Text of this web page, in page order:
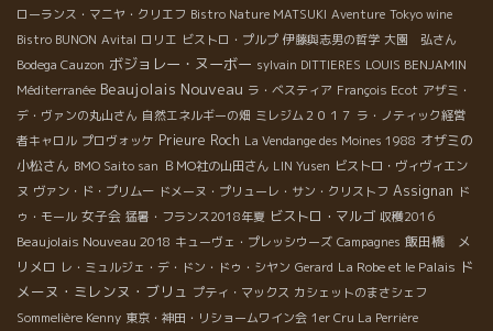
ローランス・マニヤ・クリエフ Bistro Nature MATSUKI Aventure Tokyo wine
Bistro BUNON Avital ロリエ ビストロ・プルプ 伊藤與志男の哲学 大園 弘さん
Bodega Cauzon ボジョレー・ヌーボー sylvain DITTIERES LOUIS BENJAMIN
Méditerranée Beaujolais Nouveau ラ・ベスティア François Ecot アザミ・
デ・ヴァンの丸山さん 自然エネルギーの畑 ミレジム２０１７ ラ・ノティック経営
者キャロル プロヴォッケ Prieure Roch La Vendange des Moines 1988 オザミの
小松さん BMO Saito san ＢＭО社の山田さん LIN Yusen ビストロ・ヴィヴィエン
ヌ ヴァン・ド・プリムー ドメーヌ・プリューレ・サン・クリストフ Assignan ド
ゥ・モール 女子会 猛暑・フランス2018年夏 ビストロ・マルゴ 収穫2016
Beaujolais Nouveau 2018 キューヴェ・プレッシウーズ Campagnes 飯田橋 メ
リメロ レ・ミュルジェ・デ・ドン・ドゥ・シヤン Gerard La Robe et le Palais ド
メーヌ・ミレンヌ・ブリュ プティ・マックス カシェットのまさシェフ
Sommelière Kenny 東京・神田・リショームワイン会 1er Cru La Perrière